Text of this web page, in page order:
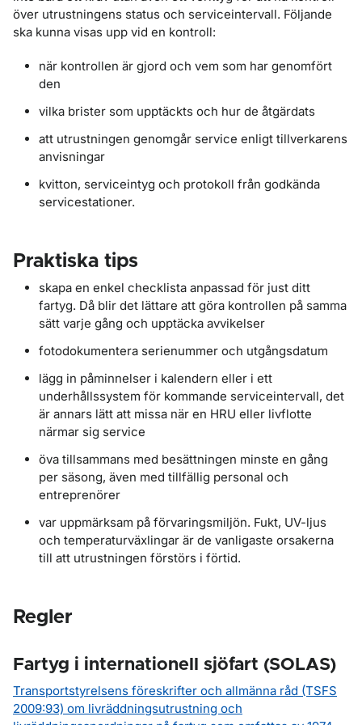
över utrustningens status och serviceintervall. Följande
ska kunna visas upp vid en kontroll:
när kontrollen är gjord och vem som har genomfört
den
vilka brister som upptäckts och hur de åtgärdats
att utrustningen genomgår service enligt tillverkarens
anvisningar
kvitton, serviceintyg och protokoll från godkända
servicestationer.
Praktiska tips
skapa en enkel checklista anpassad för just ditt
fartyg. Då blir det lättare att göra kontrollen på samma
sätt varje gång och upptäcka avvikelser
fotodokumentera serienummer och utgångsdatum
lägg in påminnelser i kalendern eller i ett
underhållssystem för kommande serviceintervall, det
är annars lätt att missa när en HRU eller livflotte
närmar sig service
öva tillsammans med besättningen minste en gång
per säsong, även med tillfällig personal och
entreprenörer
var uppmärksam på förvaringsmiljön. Fukt, UV-ljus
och temperaturväxlingar är de vanligaste orsakerna
till att utrustningen förstörs i förtid.
Regler
Fartyg i internationell sjöfart (SOLAS)
Transportstyrelsens föreskrifter och allmänna råd (TSFS
2009:93) om livräddningsutrustning och